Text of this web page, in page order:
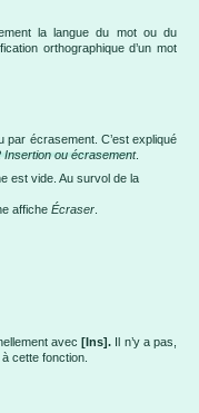
la langue du mot ou du
orthographique d’un mot
écrasement. C’est expliqué
ou écrasement.
est vide. Au survol de la
affiche Écraser
avec[Ins]. Il n’y a pas,
cette fonction.